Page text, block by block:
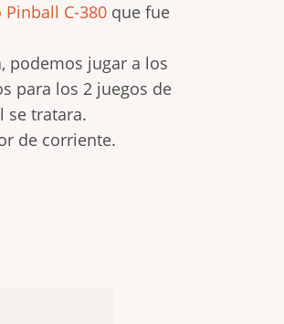
C-380 que fue
podemos jugar a los
para los 2 juegos de
se tratara.
de corriente.